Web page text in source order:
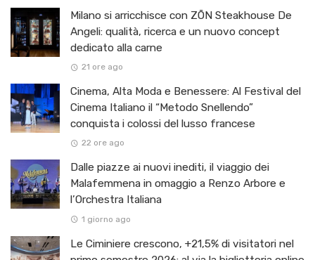
Milano si arricchisce con ZŌN Steakhouse De
Angeli: qualità, ricerca e un nuovo concept
dedicato alla carne
21 ore ago
Cinema, Alta Moda e Benessere: Al Festival del
Cinema Italiano il “Metodo Snellendo”
conquista i colossi del lusso francese
22 ore ago
Dalle piazze ai nuovi inediti, il viaggio dei
Malafemmena in omaggio a Renzo Arbore e
l’Orchestra Italiana ​
1 giorno ago
Le Ciminiere crescono, +21,5% di visitatori nel